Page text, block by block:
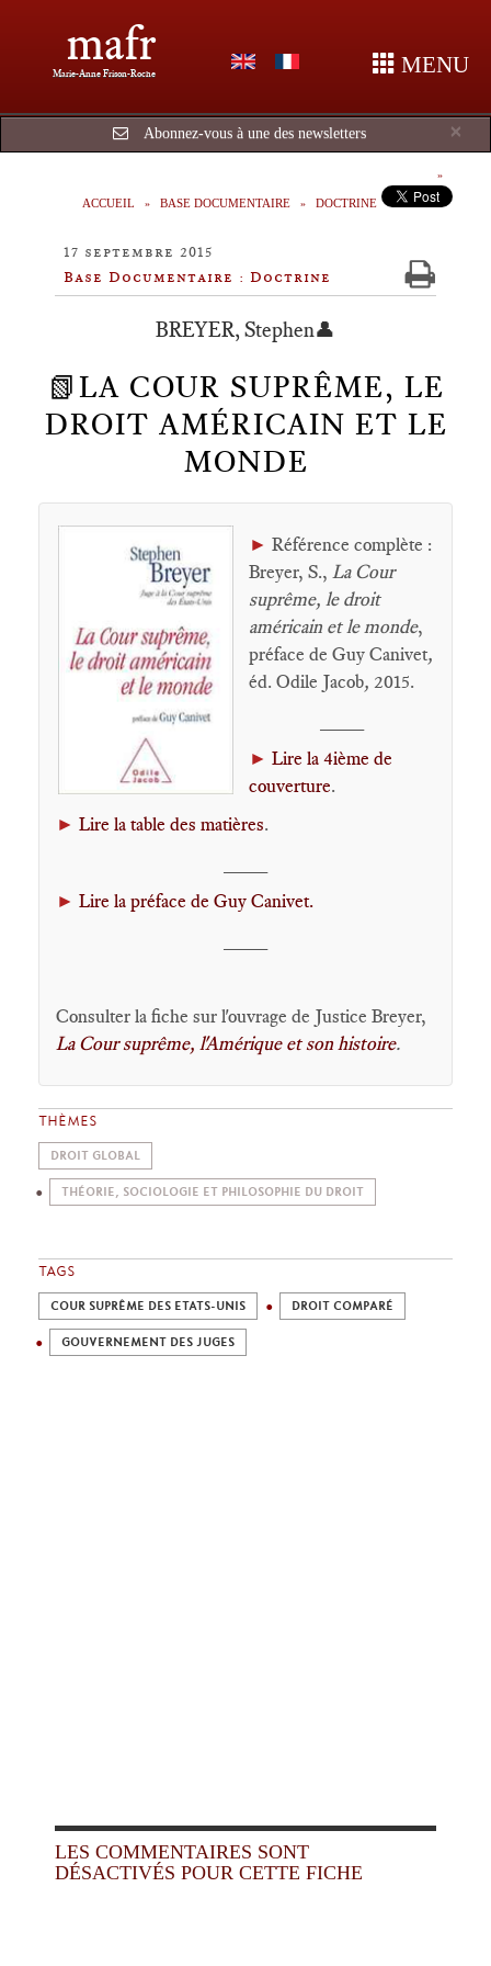
mafr
Marie-Anne Frison-Roche MENU
×
Abonnez-vous à une des newsletters
ACCUEIL BASE DOCUMENTAIRE DOCTRINE
17 septembre 2015
Base Documentaire : Doctrine
BREYER, Stephen👤
📗LA COUR SUPRÊME, LE
DROIT AMÉRICAIN ET LE
MONDE
► Référence complète :
Breyer, S., La Cour
suprême, le droit
américain et le monde,
préface de Guy Canivet,
éd. Odile Jacob, 2015.
► Lire la 4ième de
couverture.
► Lire la table des matières.
► Lire la préface de Guy Canivet.
Consulter la fiche sur l'ouvrage de Justice Breyer,
La Cour suprême, l'Amérique et son histoire.
THÈMES
DROIT GLOBAL
THÉORIE, SOCIOLOGIE ET PHILOSOPHIE DU DROIT
TAGS
COUR SUPRÊME DES ETATS-UNIS DROIT COMPARÉ
GOUVERNEMENT DES JUGES
LES COMMENTAIRES SONT
DÉSACTIVÉS POUR CETTE FICHE